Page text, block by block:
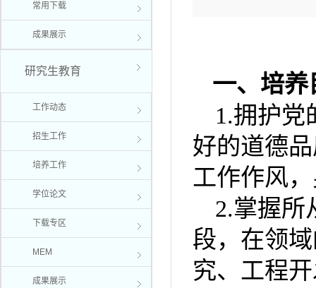
常用下载
成果展示
研究生教育
工作动态
招生工作
培养工作
学位论文
下载专区
MEM
成果展示
一、培养
1.拥护党
好的道德
工作作风
2.掌握所
段，在领
究、工程